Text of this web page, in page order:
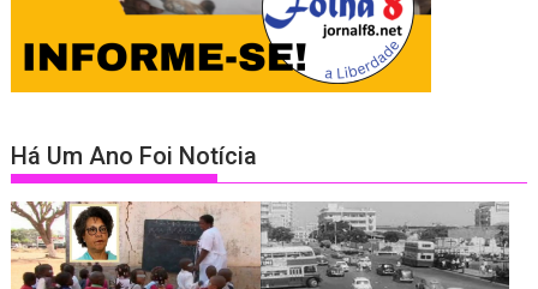
Há Um Ano Foi Notícia